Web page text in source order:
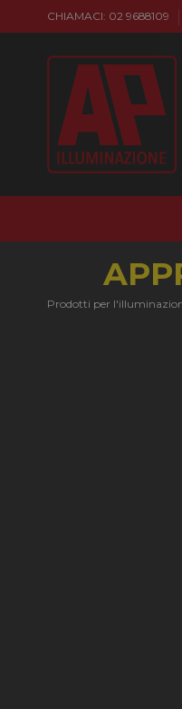
CHIAMACI: 02 9688109
Prodotti per